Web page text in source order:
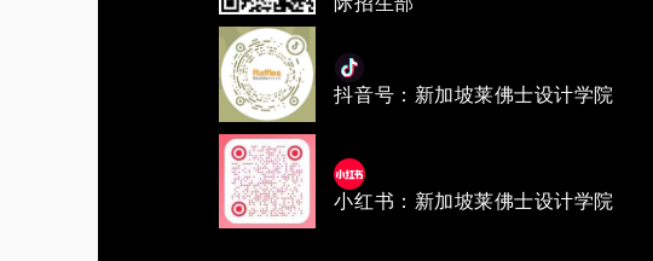
抖音号：新加坡莱佛士设计学院
小红书：新加坡莱佛士设计学院